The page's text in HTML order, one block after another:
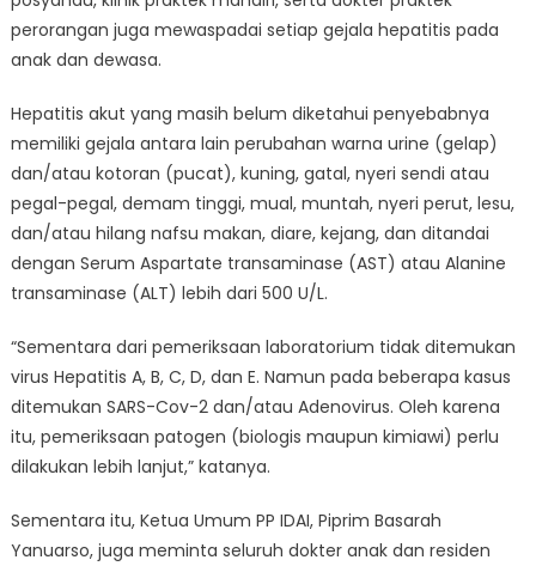
perorangan juga mewaspadai setiap gejala hepatitis pada
anak dan dewasa.
Hepatitis akut yang masih belum diketahui penyebabnya
memiliki gejala antara lain perubahan warna urine (gelap)
dan/atau kotoran (pucat), kuning, gatal, nyeri sendi atau
pegal-pegal, demam tinggi, mual, muntah, nyeri perut, lesu,
dan/atau hilang nafsu makan, diare, kejang, dan ditandai
dengan Serum Aspartate transaminase (AST) atau Alanine
transaminase (ALT) lebih dari 500 U/L.
“Sementara dari pemeriksaan laboratorium tidak ditemukan
virus Hepatitis A, B, C, D, dan E. Namun pada beberapa kasus
ditemukan SARS-Cov-2 dan/atau Adenovirus. Oleh karena
itu, pemeriksaan patogen (biologis maupun kimiawi) perlu
dilakukan lebih lanjut,” katanya.
Sementara itu, Ketua Umum PP IDAI, Piprim Basarah
Yanuarso, juga meminta seluruh dokter anak dan residen